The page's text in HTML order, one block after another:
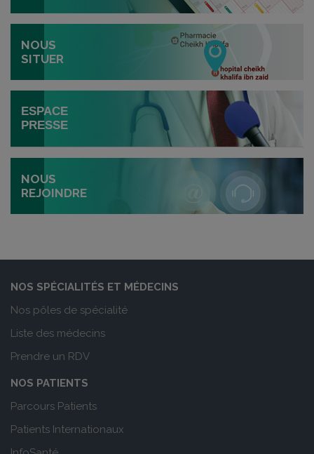
NOUS
SITUER
ESPACE
PRESSE
NOUS
REJOINDRE
NOS SPÉCIALITÉS ET MÉDECINS
Nos pôles de spécialité
Liste des médecins
Prendre un RDV
NOS PATIENTS
Parcours Patients
Patients Internationaux